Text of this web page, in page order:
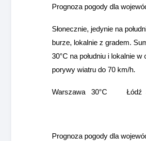
Prognoza pogody dla
Słonecznie, jedynie na
burze, lokalnie z gradem.
30°C na południu i lokalnie
porywy wiatru do 70 km/h.
Warszawa 30°C Łódź
Prognoza pogody dla